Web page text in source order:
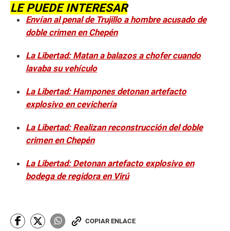
LE PUEDE INTERESAR
Envían al penal de Trujillo a hombre acusado de
doble crimen en Chepén
La Libertad: Matan a balazos a chofer cuando
lavaba su vehículo
La Libertad: Hampones detonan artefacto
explosivo en cevichería
La Libertad: Realizan reconstrucción del doble
crimen en Chepén
La Libertad: Detonan artefacto explosivo en
bodega de regidora en Virú
COPIAR ENLACE